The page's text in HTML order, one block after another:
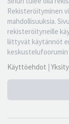
Rekisteröityminen
mahdollisuuksia.
rekisteröityneille
liittyvät käytännöt
keskustelufoorumin
Käyttöehdot |